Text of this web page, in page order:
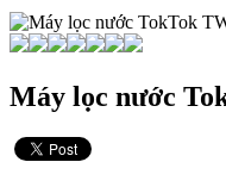
Máy lọc nước